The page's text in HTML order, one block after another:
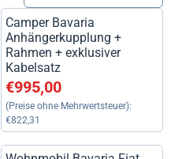
Camper Bavaria
Anhängerkupplung +
Rahmen + exklusiver
Kabelsatz
Preis: 995,00, ohne MwSt.:
€995,00
(Preise ohne Mehrwertsteuer):
€822,31